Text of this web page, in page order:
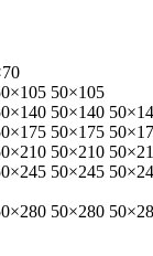
50×105
50×140
50×175
50×210
50×245
50×280